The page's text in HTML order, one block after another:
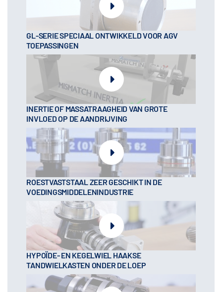
GL-SERIE SPECIAAL ONTWIKKELD VOOR AGV
TOEPASSINGEN
INERTIE OF MASSATRAAGHEID VAN GROTE
INVLOED OP DE AANDRIJVING
ROESTVASTSTAAL ZEER GESCHIKT IN DE
VOEDINGSMIDDELENINDUSTRIE
HYPOÏDE- EN KEGELWIEL HAAKSE
TANDWIELKASTEN ONDER DE LOEP